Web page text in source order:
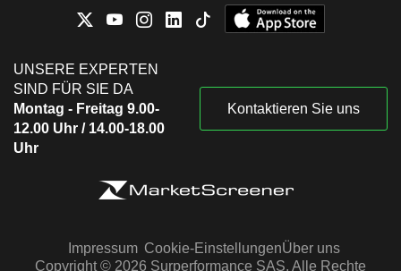
UNSERE EXPERTEN
SIND FÜR SIE DA
Montag - Freitag 9.00-
12.00 Uhr / 14.00-18.00
Uhr
Kontaktieren Sie uns
Impressum Cookie-EinstellungenÜber uns
Copyright © 2026 Surperformance SAS. Alle Rechte